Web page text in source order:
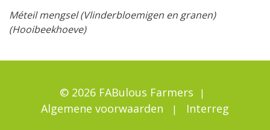
Méteil mengsel (Vlinderbloemigen en granen)
(Hooibeekhoeve)
© 2026 FABulous Farmers
Algemene voorwaarden
Interreg